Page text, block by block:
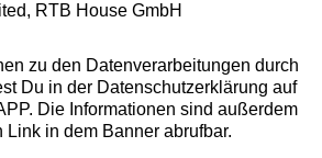
zur Bonitätsprüfung
RTB House GmbH
zu den Datenverarbeitungen durch
Du in der Datenschutzerklärung auf
Die Informationen sind außerdem
Link in dem Banner abrufbar.